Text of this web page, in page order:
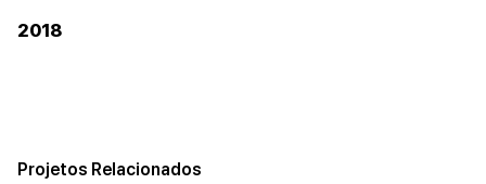
2018
Projetos Relacionados